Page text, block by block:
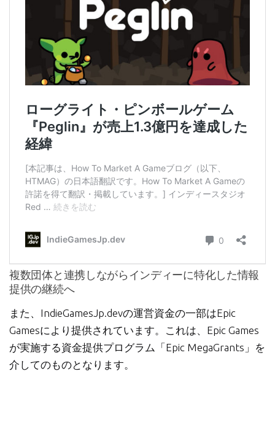
複数団体と連携しながらインディーに特化した情報
提供の継続へ
また、IndieGamesJp.devの運営資金の一部はEpic
Gamesにより提供されています。これは、Epic Games
が実施する資金提供プログラム「Epic MegaGrants」を
介してのものとなります。